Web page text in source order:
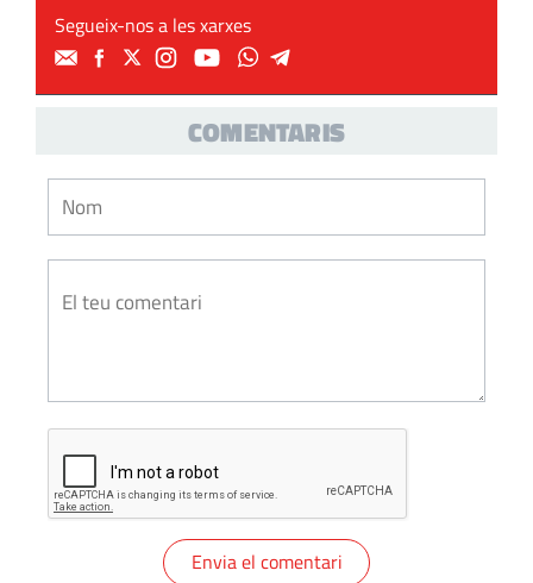
Segueix-nos a les xarxes
COMENTARIS